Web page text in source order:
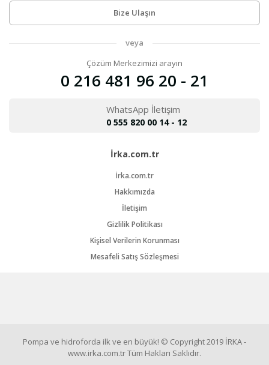
Bize Ulaşın
veya
Çözüm Merkezimizi arayın
0 216 481 96 20 - 21
WhatsApp İletişim
0 555 820 00 14 - 12
İrka.com.tr
İrka.com.tr
Hakkımızda
İletişim
Gizlilik Politikası
Kişisel Verilerin Korunması
Mesafeli Satış Sözleşmesi
Pompa ve hidroforda ilk ve en büyük! © Copyright 2019 İRKA -
www.irka.com.tr Tüm Hakları Saklıdır.